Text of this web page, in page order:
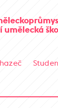
umělecká